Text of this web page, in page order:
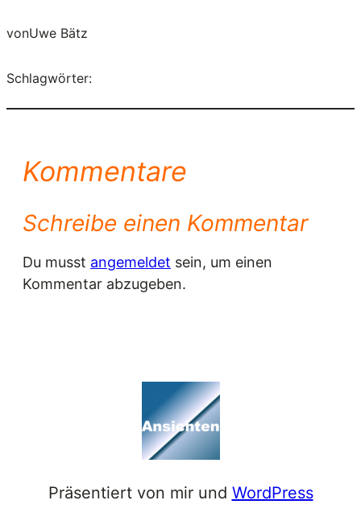
vonUwe Bätz
Schlagwörter:
Kommentare
Schreibe einen Kommentar
Du musst angemeldet sein, um einen
Kommentar abzugeben.
Präsentiert von mir und WordPress